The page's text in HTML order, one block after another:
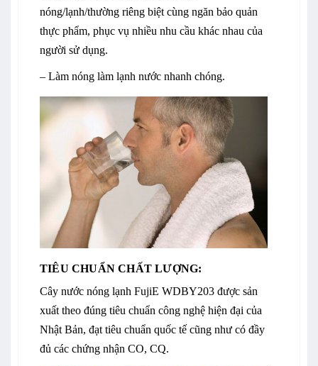
nóng/lạnh/thường riêng biệt cùng ngăn bảo quản
thực phẩm, phục vụ nhiều nhu cầu khác nhau của
người sử dụng.
– Làm nóng làm lạnh nước nhanh chóng.
TIÊU CHUẨN CHẤT LƯỢNG:
Cây nước nóng lạnh FujiE WDBY203 được sản
xuất theo đúng tiêu chuẩn công nghệ hiện đại của
Nhật Bản, đạt tiêu chuẩn quốc tế cũng như có đầy
đủ các chứng nhận CO, CQ.